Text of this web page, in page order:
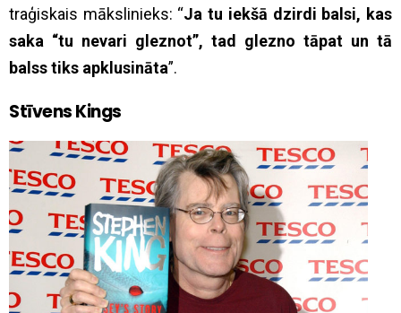
traģiskais mākslinieks: “Ja tu iekšā dzirdi balsi, kas
saka “tu nevari gleznot”, tad glezno tāpat un tā
balss tiks apklusināta”.
Stīvens Kings